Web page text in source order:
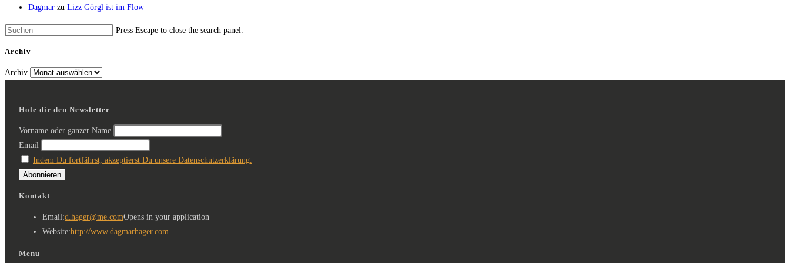
Dagmar zu Lizz Görgl ist im Flow
Press Escape to close the search panel.
Archiv
Archiv
Hole dir den Newsletter
Vorname oder ganzer Name
Email
Indem Du fortfährst, akzeptierst Du unsere Datenschutzerklärung.
Kontakt
Email:d.hager@me.comOpens in your application
Website:http://www.dagmarhager.com
Menu